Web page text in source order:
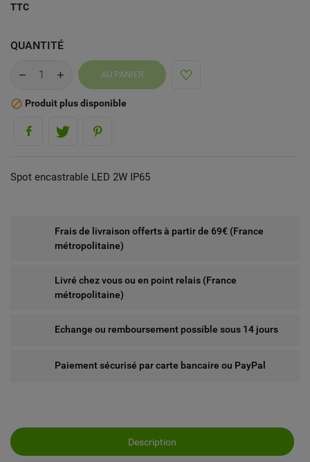
TTC
QUANTITÉ
AU PANIER
 Produit plus disponible
Spot encastrable LED 2W IP65
Frais de livraison offerts à partir de 69€ (France
métropolitaine)
Livré chez vous ou en point relais (France
métropolitaine)
Echange ou remboursement possible sous 14 jours
Paiement sécurisé par carte bancaire ou PayPal
Description